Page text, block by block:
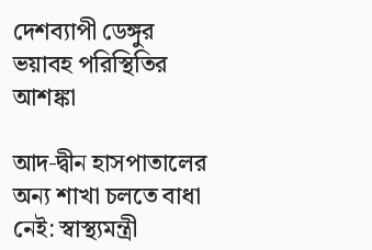
দেশব্যাপী ডেঙ্গুর
ভয়াবহ পরিস্থিতির
আশঙ্কা
আদ-দ্বীন হাসপাতালের
অন্য শাখা চলতে বাধা
নেই: স্বাস্থ্যমন্ত্রী